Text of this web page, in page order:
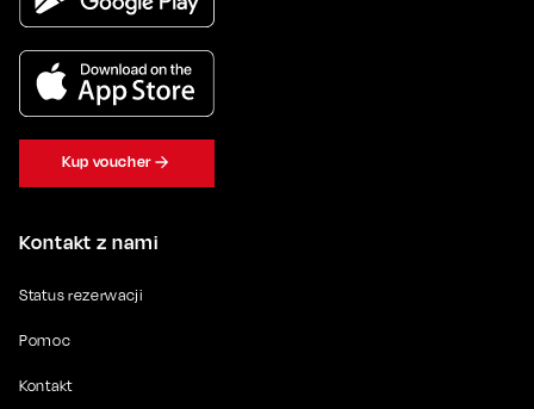
Kontakt z nami
Status rezerwacji
Pomoc
Kontakt
Kup voucher